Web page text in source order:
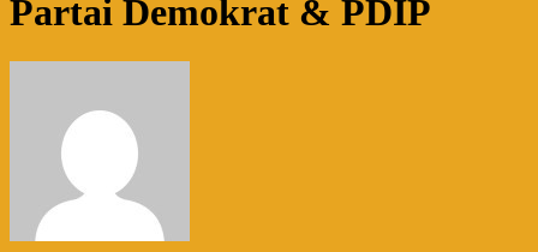
Partai Demokrat & PDIP